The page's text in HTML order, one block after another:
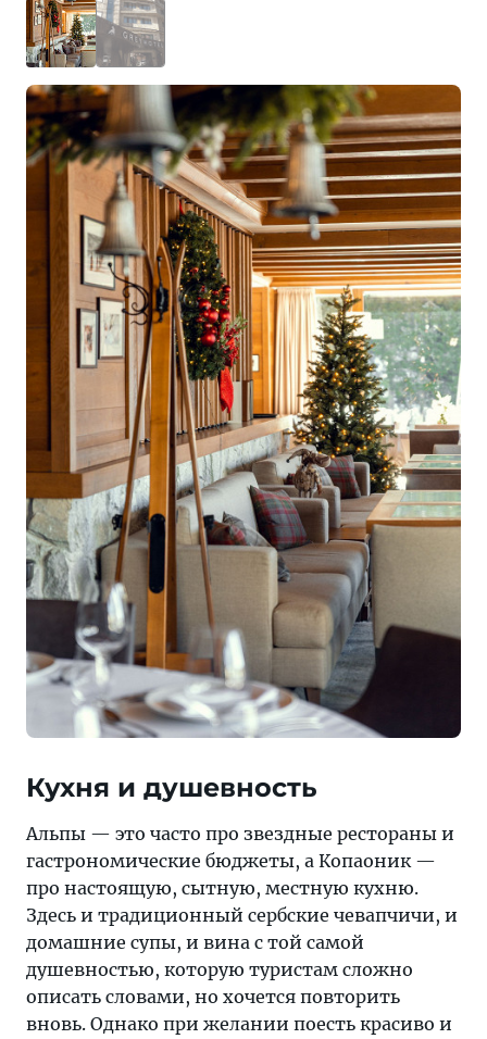
Кухня и душевность
Альпы — это часто про звездные рестораны и
гастрономические бюджеты, а Копаоник —
про настоящую, сытную, местную кухню.
Здесь и традиционный сербские чевапчичи, и
домашние супы, и вина с той самой
душевностью, которую туристам сложно
описать словами, но хочется повторить
вновь. Однако при желании поесть красиво и